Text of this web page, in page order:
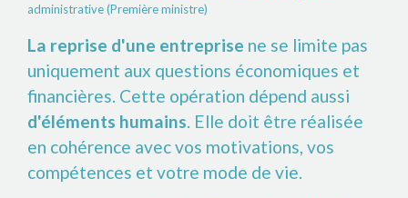
administrative (Première ministre)
La reprise d'une entreprise ne se limite pas
uniquement aux questions économiques et
financières. Cette opération dépend aussi
d'éléments humains. Elle doit être réalisée
en cohérence avec vos motivations, vos
compétences et votre mode de vie.